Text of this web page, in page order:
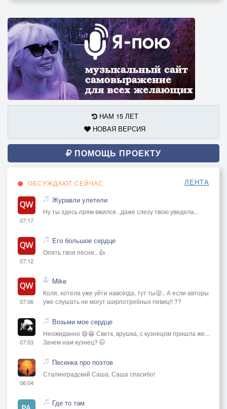
НАМ 15 ЛЕТ
НОВАЯ ВЕРСИЯ
ПОМОЩЬ ПРОЕКТУ
ОБСУЖДАЮТ СЕЙЧАС ЛЕНТА
07:17
Журавли улетели
Ну ты здесь прям вжился ..даже слезу твою увидела...
07:12
Его большое сердце
Опять твоя песня.. 👍
07:06
Mike
Коля, хотела уже уйти навсегда, тут ты😜.. А если авторы
уже слушать не могут ширпотребных певиц!! ??
07:03
Возьми мое сердце
Неожиданно 😄😁 Светк, врушка, с кузнецом пришла же...
Зачем нам кузнец? 🤭
06:04
Песенка про поэтов
Сталинградский Саша, Саша спасибо!
Где то там